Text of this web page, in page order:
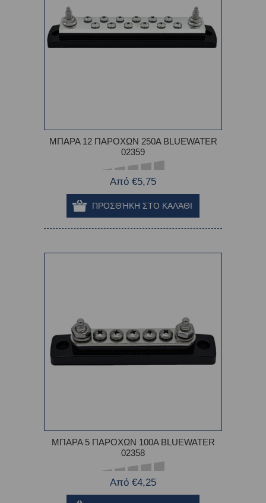
ΜΠΑΡΑ 12 ΠΑΡΟΧΩΝ 250Α BLUEWATER
02359
Από €5,75
ΜΠΑΡΑ 5 ΠΑΡΟΧΩΝ 100Α BLUEWATER
02358
Από €4,25